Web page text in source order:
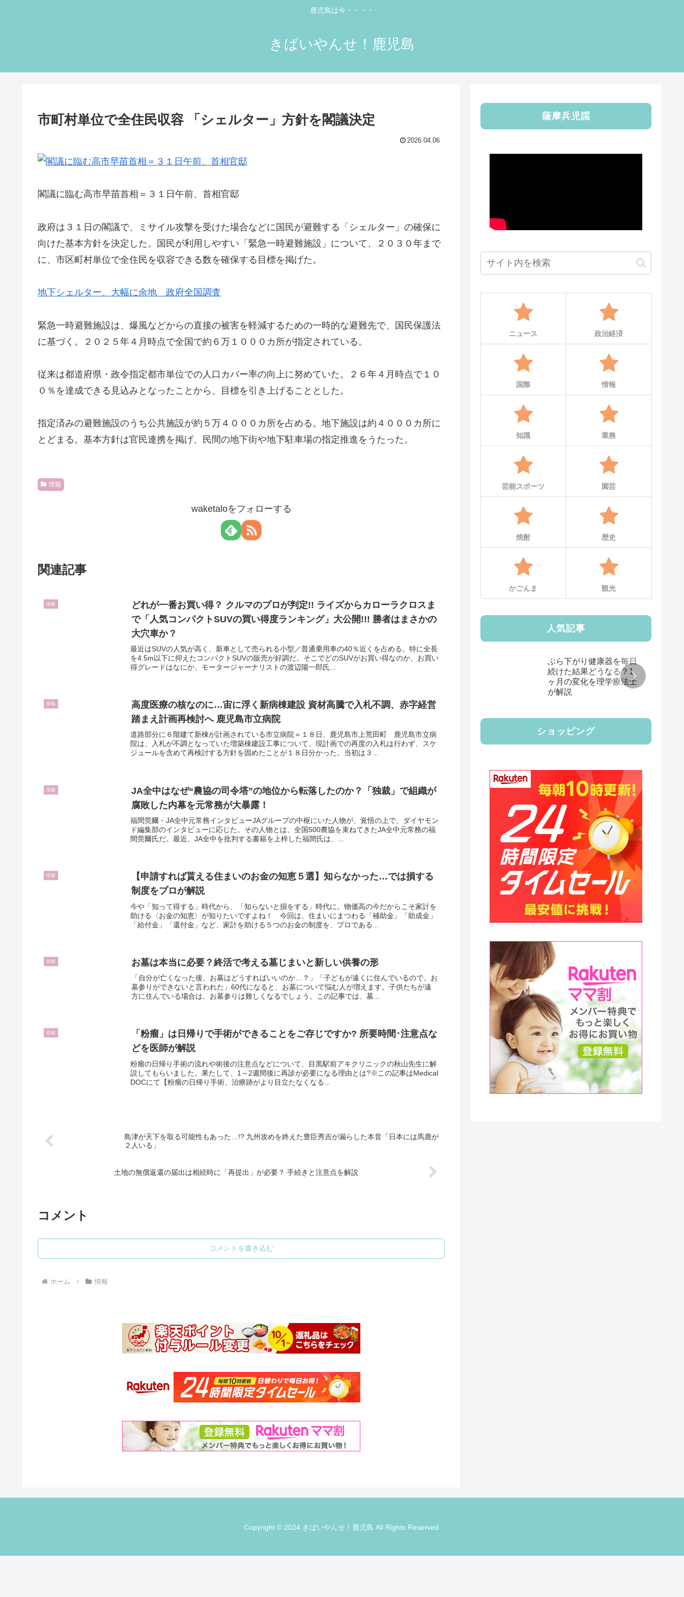
鹿児島は今・・・・
きばいやんせ！鹿児島
市町村単位で全住民収容 「シェルター」方針を閣議決定
2026.04.06
閣議に臨む高市早苗首相＝３１日午前、首相官邸
政府は３１日の閣議で、ミサイル攻撃を受けた場合などに国民が避難する「シェルター」の確保に
向けた基本方針を決定した。国民が利用しやすい「緊急一時避難施設」について、２０３０年まで
に、市区町村単位で全住民を収容できる数を確保する目標を掲げた。
地下シェルター、大幅に余地 政府全国調査
緊急一時避難施設は、爆風などからの直接の被害を軽減するための一時的な避難先で、国民保護法
に基づく。２０２５年４月時点で全国で約６万１０００カ所が指定されている。
従来は都道府県・政令指定都市単位での人口カバー率の向上に努めていた。２６年４月時点で１０
０％を達成できる見込みとなったことから、目標を引き上げることとした。
指定済みの避難施設のうち公共施設が約５万４０００カ所を占める。地下施設は約４０００カ所に
とどまる。基本方針は官民連携を掲げ、民間の地下街や地下駐車場の指定推進をうたった。
情報
waketaloをフォローする
関連記事
情報
どれが一番お買い得？ クルマのプロが判定!! ライズからカローラクロスま
で「人気コンパクトSUVの買い得度ランキング」大公開!!! 勝者はまさかの
大穴車か？
最近はSUVの人気が高く、新車として売られる小型／普通乗用車の40％近くを占める。特に全長
を4.5m以下に抑えたコンパクトSUVの販売が好調だ。そこでどのSUVがお買い得なのか、お買い
得グレードはなにか、モータージャーナリストの渡辺陽一郎氏...
情報
高度医療の核なのに…宙に浮く新病棟建設 資材高騰で入札不調、赤字経営
踏まえ計画再検討へ 鹿児島市立病院
道路部分に６階建て新棟が計画されている市立病院＝１８日、鹿児島市上荒田町 鹿児島市立病
院は、入札が不調となっていた増築棟建設工事について、現計画での再度の入札は行わず、スケ
ジュールを含めて再検討する方針を固めたことが１８日分かった。当初は３...
情報
JA全中はなぜ“農協の司令塔”の地位から転落したのか？「独裁」で組織が
腐敗した内幕を元常務が大暴露！
福間莞爾・JA全中元常務インタビューJAグループの中枢にいた人物が、覚悟の上で、ダイヤモン
ド編集部のインタビューに応じた。その人物とは、全国500農協を束ねてきたJA全中元常務の福
間莞爾氏だ。最近、JA全中を批判する書籍を上梓した福間氏は、...
情報
【申請すれば貰える住まいのお金の知恵５選】知らなかった…では損する
制度をプロが解説
今や「知って得する」時代から、「知らないと損をする」時代に。物価高の今だからこそ家計を
助ける〈お金の知恵〉が知りたいですよね！ 今回は、住まいにまつわる「補助金」「助成金」
「給付金」「還付金」など、家計を助ける５つのお金の制度を、プロである...
情報 お墓は本当に必要？終活で考える墓じまいと新しい供養の形
「自分が亡くなった後、お墓はどうすればいいのか…？」「子どもが遠くに住んでいるので、お
墓参りができないと言われた」60代になると、お墓について悩む人が増えます。子供たちが遠
方に住んでいる場合は、お墓参りは難しくなるでしょう。この記事では、墓...
情報
「粉瘤」は日帰りで手術ができることをご存じですか? 所要時間･注意点な
どを医師が解説
粉瘤の日帰り手術の流れや術後の注意点などについて、目黒駅前アキクリニックの秋山先生に解
説してもらいました。果たして、1～2週間後に再診が必要になる理由とは?※この記事はMedical
DOCにて【粉瘤の日帰り手術、治療跡がより目立たなくなる...
島津が天下を取る可能性もあった…!? 九州攻めを終えた豊臣秀吉が漏らした本音「日本には馬鹿が
２人いる」
土地の無償返還の届出は相続時に「再提出」が必要？ 手続きと注意点を解説
コメント
コメントを書き込む
ホーム 情報
薩摩兵児謡
ニュース 政治経済
国際 情報
知識 業務
芸能スポーツ 園芸
焼酎 歴史
かごんま 観光
人気記事
ぶら下がり健康器を毎日
続けた結果どうなる？1
ヶ月の変化を理学療法士
が解説
ショッピング
Copyright © 2024 きばいやんせ！鹿児島 All Rights Reserved.